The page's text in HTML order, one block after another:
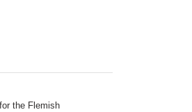
the Flemish